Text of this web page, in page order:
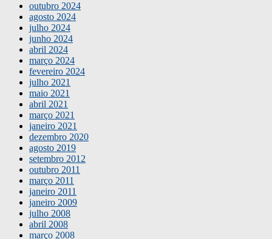
outubro 2024
agosto 2024
julho 2024
junho 2024
abril 2024
março 2024
fevereiro 2024
julho 2021
maio 2021
abril 2021
março 2021
janeiro 2021
dezembro 2020
agosto 2019
setembro 2012
outubro 2011
março 2011
janeiro 2011
janeiro 2009
julho 2008
abril 2008
março 2008